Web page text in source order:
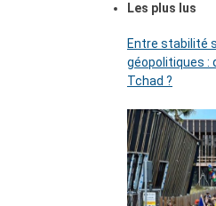
Les plus lus
Entre stabilité
géopolitiques :
Tchad ?